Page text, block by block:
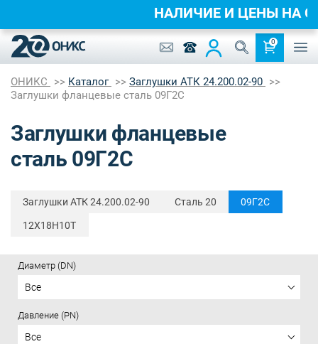
0
ОНИКС Каталог
Заглушки АТК 24.200.02-90
Заглушки фланцевые сталь 09Г2С
Заглушки фланцевые
сталь 09Г2С
Заглушки АТК 24.200.02-90 Сталь 20 09Г2С
12Х18Н10Т
Диаметр (DN)
Все
Давление (PN)
Все
НАЛИЧИЕ И ЦЕНЫ НА